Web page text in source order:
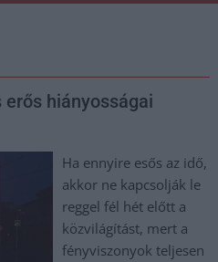
hiányosságai
Ha ennyire esős az idő,
akkor ne kapcsolják le
reggel fél hét előtt a
közvilágítást, mert a
fényviszonyok teljesen